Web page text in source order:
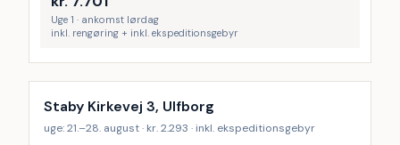
Uge 1 · ankomst lørdag
inkl. rengøring + inkl. ekspeditionsgebyr
LAST MINUTE
Staby Kirkevej 3, Ulfborg
uge: 21.–28. august · kr. 2.293 · inkl. ekspeditionsgebyr